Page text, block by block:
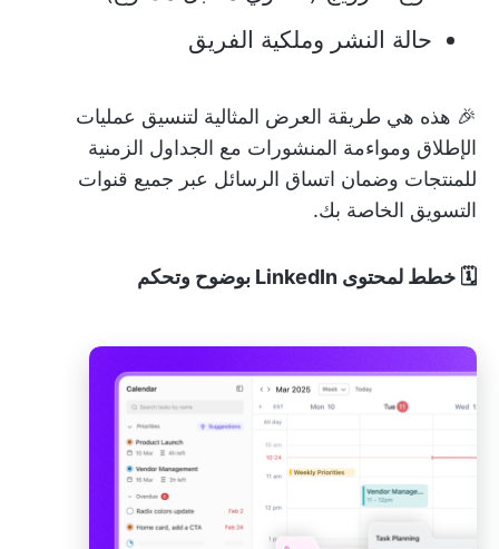
حالة النشر وملكية الفريق
🎉 هذه هي طريقة العرض المثالية لتنسيق عمليات
الإطلاق ومواءمة المنشورات مع الجداول الزمنية
للمنتجات وضمان اتساق الرسائل عبر جميع قنوات
التسويق الخاصة بك.
🗓️ خطط لمحتوى LinkedIn بوضوح وتحكم